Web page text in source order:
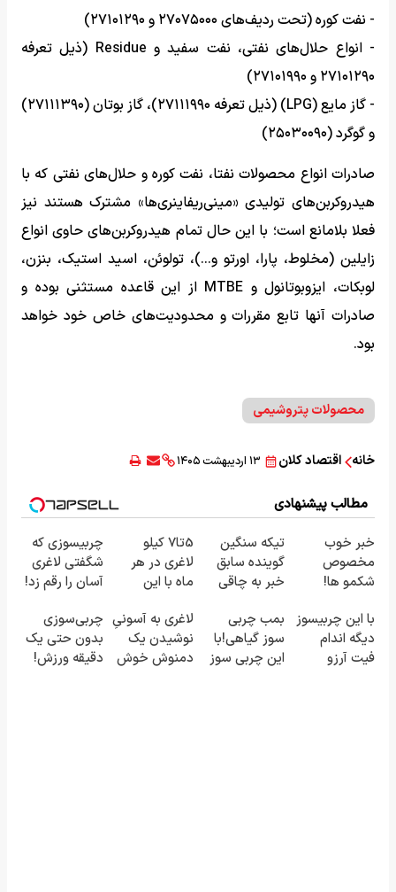
- نفت کوره (تحت ردیف‌های ۲۷۰۷۵۰۰۰ و ۲۷۱۰۱۲۹۰)
- انواع حلال‌های نفتی، نفت سفید و Residue (ذیل تعرفه
۲۷۱۰۱۲۹۰ و ۲۷۱۰۱۹۹۰)
- گاز مایع (LPG) (ذیل تعرفه ۲۷۱۱۱۹۹۰)، گاز بوتان (۲۷۱۱۱۳۹۰)
و گوگرد (۲۵۰۳۰۰۹۰)
صادرات انواع محصولات نفتا، نفت کوره و حلال‌های نفتی که با
هیدروکربن‌های تولیدی «مینی‌ریفاینری‌ها» مشترک هستند نیز
فعلا بلامانع است؛ با این حال تمام هیدروکربن‌های حاوی انواع
زایلین (مخلوط، پارا، اورتو و...)، تولوئن، اسید استیک، بنزن،
لوبکات، ایزوبوتانول و MTBE از این قاعده مستثنی بوده و
صادرات آنها تابع مقررات و محدودیت‌های خاص خود خواهد
بود.
محصولات پتروشیمی
خانه اقتصاد کلان ۱۳ اردیبهشت ۱۴۰۵
مطالب پیشنهادی
خبر خوب
مخصوص
شکمو ها!
روش لاغری
معرفی شد
تیکه سنگین
گوینده سابق
خبر به چاقی
برنامه زنده😳
ببین چیشد
5تا7 کیلو
لاغری در هر
ماه با این
گیاهی❗
سفارش با
نصف قیمت🔥
چربیسوزی که
شگفتی لاغری
آسان را رقم زد!
با این چربیسوز
دیگه اندام
فیت آرزو
بمب چربی
سوز گیاهی!با
این چربی سوز
لاغری به آسونیِ
نوشیدن یک
دمنوش خوش
چربی‌سوزی
بدون حتی یک
دقیقه ورزش!